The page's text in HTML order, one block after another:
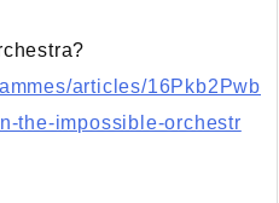
articles/16Pkb2Pwb
the-impossible-orchestr